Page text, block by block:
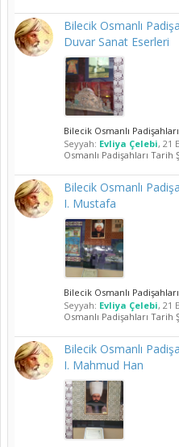
Bilecik Osmanlı
Duvar Sanat Eserleri
Bilecik Osmanlı
Seyyah: Evliya Çelebi, 21
Osmanlı Padişahları Tarih
Bilecik Osmanlı
I. Mustafa
Bilecik Osmanlı
Seyyah: Evliya Çelebi, 21
Osmanlı Padişahları Tarih
Bilecik Osmanlı
I. Mahmud Han